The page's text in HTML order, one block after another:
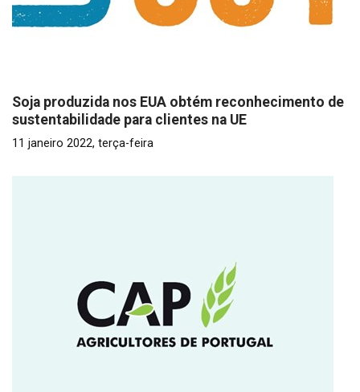
Soja produzida nos EUA obtém reconhecimento de
sustentabilidade para clientes na UE
11 janeiro 2022, terça-feira